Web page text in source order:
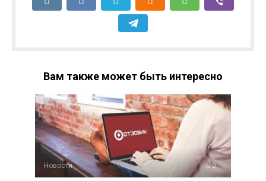
Вам также может быть интересно
Новости 0